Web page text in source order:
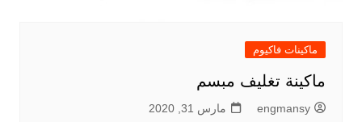
ماكينات فاكيوم
ماكينة تغليف مبسم
engmansy مارس 31, 2020